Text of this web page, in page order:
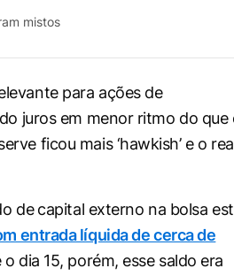
mistos
para ações de
juros em menor ritmo ​do que
ficou mais ‘hawkish’ e o
de ⁠capital externo na bolsa
entrada líquida de cerca de
o dia 15, porém, esse saldo era